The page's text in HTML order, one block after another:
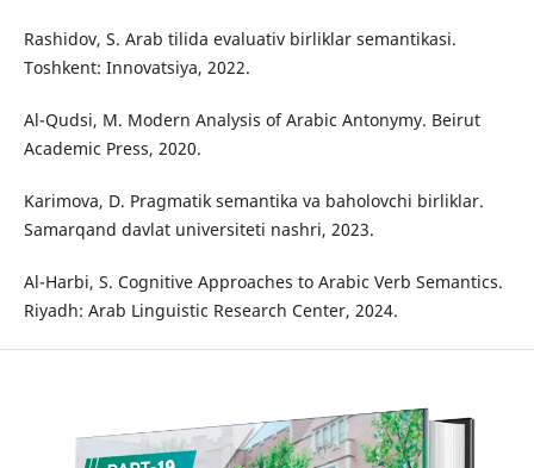
Rashidov, S. Arab tilida evaluativ birliklar semantikasi.
Toshkent: Innovatsiya, 2022.
Al-Qudsi, M. Modern Analysis of Arabic Antonymy. Beirut
Academic Press, 2020.
Karimova, D. Pragmatik semantika va baholovchi birliklar.
Samarqand davlat universiteti nashri, 2023.
Al-Harbi, S. Cognitive Approaches to Arabic Verb Semantics.
Riyadh: Arab Linguistic Research Center, 2024.